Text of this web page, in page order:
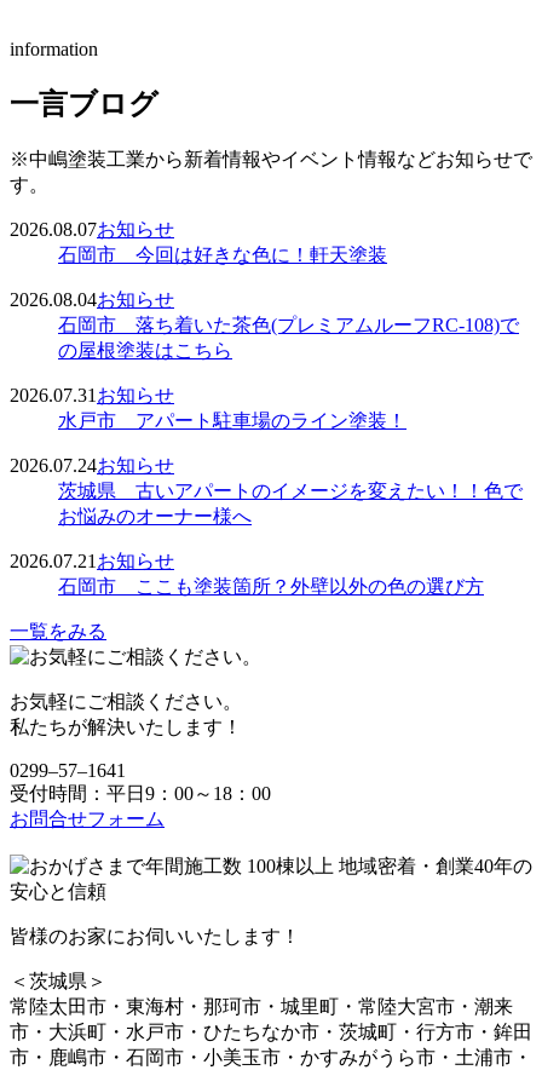
information
一言ブログ
※中嶋塗装工業から新着情報やイベント情報などお知らせで
す。
2026.08.07お知らせ
石岡市 今回は好きな色に！軒天塗装
2026.08.04お知らせ
石岡市 落ち着いた茶色(プレミアムルーフRC-108)で
の屋根塗装はこちら
2026.07.31 お知らせ
水戸市 アパート駐車場のライン塗装！
2026.07.24お知らせ
茨城県 古いアパートのイメージを変えたい！！色で
お悩みのオーナー様へ
2026.07.21 お知らせ
石岡市 ここも塗装箇所？外壁以外の色の選び方
一覧をみる
お気軽にご相談ください。
私たちが解決いたします！
0299‒57‒1641
受付時間：平日9：00～18：00
お問合せフォーム
皆様のお家にお伺いいたします！
＜茨城県＞
常陸太田市・東海村・那珂市・城里町・常陸大宮市・潮来
市・大浜町・水戸市・ひたちなか市・茨城町・行方市・鉾田
市・鹿嶋市・石岡市・小美玉市・かすみがうら市・土浦市・